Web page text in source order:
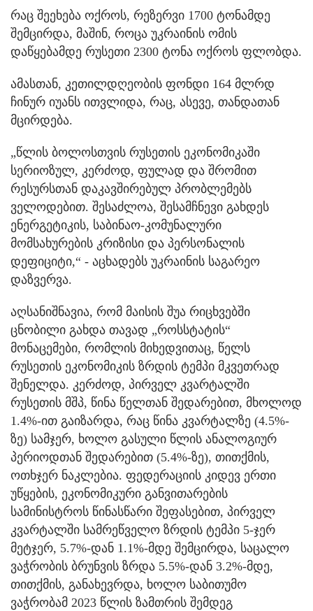
რაც შეეხება ოქროს, რეზერვი 1700 ტონამდე
შემცირდა, მაშინ, როცა უკრაინის ომის
დაწყებამდე რუსეთი 2300 ტონა ოქროს ფლობდა.
ამასთან, კეთილდღეობის ფონდი 164 მლრდ
ჩინურ იუანს ითვლიდა, რაც, ასევე, თანდათან
მცირდება.
„წლის ბოლოსთვის რუსეთის ეკონომიკაში
სერიოზულ, კერძოდ, ფულად და შრომით
რესურსთან დაკავშირებულ პრობლემებს
ველოდებით. შესაძლოა, შესამჩნევი გახდეს
ენერგეტიკის, საბინაო-კომუნალური
მომსახურების კრიზისი და პერსონალის
დეფიციტი,“ - აცხადებს უკრაინის საგარეო
დაზვერვა.
აღსანიშნავია, რომ მაისის შუა რიცხვებში
ცნობილი გახდა თავად „როსსტატის“
მონაცემები, რომლის მიხედვითაც, წელს
რუსეთის ეკონომიკის ზრდის ტემპი მკვეთრად
შენელდა. კერძოდ, პირველ კვარტალში
რუსეთის მშპ, წინა წელთან შედარებით, მხოლოდ
1.4%-ით გაიზარდა, რაც წინა კვარტალზე (4.5%-
ზე) სამჯერ, ხოლო გასული წლის ანალოგიურ
პერიოდთან შედარებით (5.4%-ზე), თითქმის,
ოთხჯერ ნაკლებია. ფედერაციის კიდევ ერთი
უწყების, ეკონომიკური განვითარების
სამინისტროს წინასწარი შეფასებით, პირველ
კვარტალში სამრეწველო ზრდის ტემპი 5-ჯერ
მეტჯერ, 5.7%-დან 1.1%-მდე შემცირდა, საცალო
ვაჭრობის ბრუნვის ზრდა 5.5%-დან 3.2%-მდე,
თითქმის, განახევრდა, ხოლო საბითუმო
ვაჭრობამ 2023 წლის ზამთრის შემდეგ